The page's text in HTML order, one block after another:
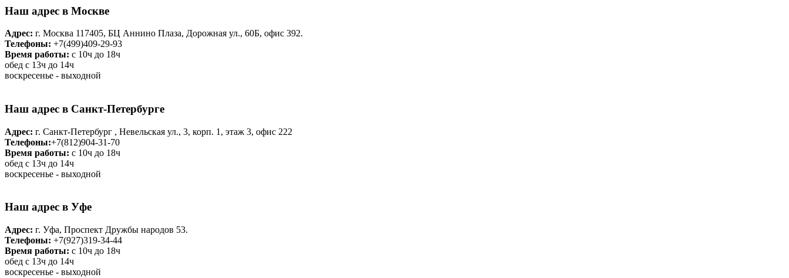
Наш адрес в Москве
Адрес: г. Москва 117405, БЦ Аннино Плаза, Дорожная ул., 60Б, офис 392.
Телефоны: +7(499)409-29-93
Время работы: с 10ч до 18ч
обед с 13ч до 14ч
воскресенье - выходной
Наш адрес в Санкт-Петербурге
Адрес: г. Санкт-Петербург , Невельская ул., 3, корп. 1, этаж 3, офис 222
Телефоны:+7(812)904-31-70
Время работы: с 10ч до 18ч
обед с 13ч до 14ч
воскресенье - выходной
Наш адрес в Уфе
Адрес: г. Уфа, Проспект Дружбы народов 53.
Телефоны: +7(927)319-34-44
Время работы: с 10ч до 18ч
обед с 13ч до 14ч
воскресенье - выходной